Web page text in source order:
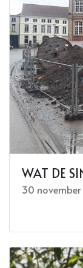
WAT DE
30 november